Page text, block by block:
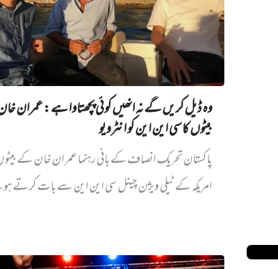
وہ ڈیل کریں گے نہ انھیں کوئی پچھتاوا ہے: عمران
بیٹوں کا سی این این کو انٹرویو
پاکستان تحریکِ انصاف کے بانی رہنما عمران خان کے
امریکہ کے ٹیلی ویژن چینل سی این این سے بات کرتے